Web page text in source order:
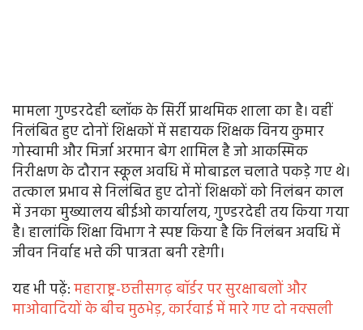
मामला गुण्डरदेही ब्लॉक के सिर्री प्राथमिक शाला का है। वहीं
निलंबित हुए दोनों शिक्षकों में सहायक शिक्षक विनय कुमार
गोस्वामी और मिर्जा अरमान बेग शामिल है जो आकस्मिक
निरीक्षण के दौरान स्कूल अवधि में मोबाइल चलाते पकड़े गए थे।
तत्काल प्रभाव से निलंबित हुए दोनों शिक्षकों को निलंबन काल
में उनका मुख्यालय बीईओ कार्यालय, गुण्डरदेही तय किया गया
है। हालांकि शिक्षा विभाग ने स्पष्ट किया है कि निलंबन अवधि में
जीवन निर्वाह भत्ते की पात्रता बनी रहेगी।
यह भी पढ़ें:महाराष्ट्र-छत्तीसगढ़ बॉर्डर पर सुरक्षाबलों और
माओवादियों के बीच मुठभेड़, कार्रवाई में मारे गए दो नक्सली